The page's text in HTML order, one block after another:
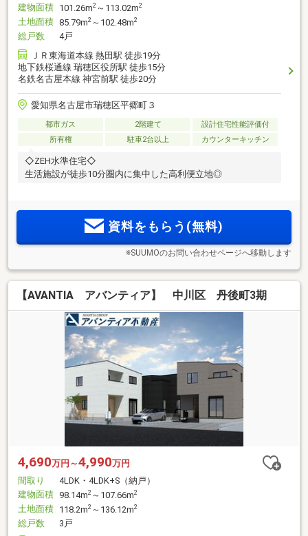
建物面積 101.26m2 ～113.02m2
土地面積 85.79m2 ～102.48m2
総戸数
4戸
ＪＲ東海道本線 熱田駅 徒歩19分
地下鉄桜通線 瑞穂区役所駅 徒歩15分
名鉄名古屋本線 神宮前駅 徒歩20分
愛知県名古屋市瑞穂区平郷町３
都市ガス 2階建て
設計住宅性能評価付
所有権
駐車2台以上 カウンターキッチン
◇ZEH水準住宅◇
生活施設が徒歩10分圏内に集中した高利便立地◎
資料をもらう(無料)
※SUUMOのお問い合わせページへ移動します
【AVANTIA アバンティア】 中川区 丹後町3期
4,690万円～4,990万円
間取り
4LDK・4LDK+S（納戸）
建物面積 98.14m2 ～107.66m2
土地面積 118.2m2 ～136.12m2
総戸数
3戸